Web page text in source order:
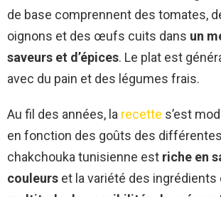
de base comprennent des tomates,
oignons et des œufs cuits dans un
saveurs et d’épices. Le plat est
avec du pain et des légumes frais.
Au fil des années, la recette s’est
en fonction des goûts des
chakchouka tunisienne est riche en
couleurs et la variété des